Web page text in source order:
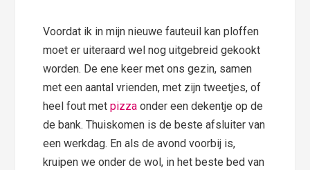
Voordat ik in mijn nieuwe fauteuil kan ploffen
moet er uiteraard wel nog uitgebreid gekookt
worden. De ene keer met ons gezin, samen
met een aantal vrienden, met zijn tweetjes, of
heel fout metpizzaonder een dekentje op de
de bank. Thuiskomen is de beste afsluiter van
een werkdag. En als de avond voorbij is,
kruipen we onder de wol, in het beste bed van